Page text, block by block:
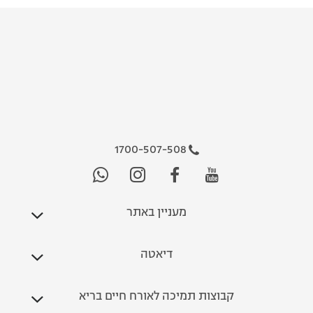
1700-507-508
מעניין באתר
דיאטה
קבוצות תמיכה לאורח חיים בריא